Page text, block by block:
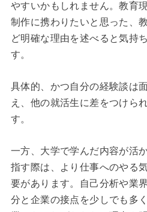
やすいかもしれません。教育
制作に携わりたいと思った、
ど明確な理由を述べると気持
す。
具体的、かつ自分の経験談は
え、他の就活生に差をつけら
す。
一方、大学で学んだ内容が活
指す際は、より仕事へのやる
要があります。自己分析や業
分と企業の接点を少しでも多